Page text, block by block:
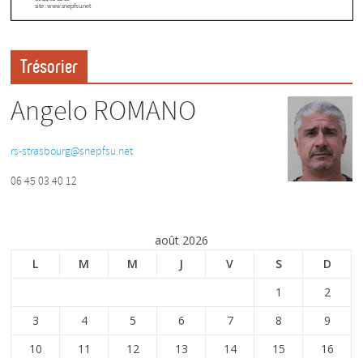
Trésorier
Angelo ROMANO
rs-strasbourg@snepfsu.net
06 45 03 40 12
août 2026
L
M M J V S
D
1
2
3
4 5 6 7 8
9
10
11 12 13 14 15 16